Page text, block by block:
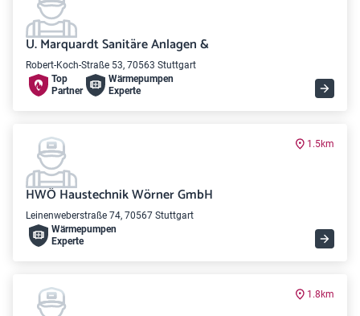
U. Marquardt Sanitäre Anlagen &
Robert-Koch-Straße 53, 70563 Stuttgart
Top
Partner
Wärme­pumpen
Experte
1.5km
HWÖ Haustechnik Wörner GmbH
Leinenweberstraße 74, 70567 Stuttgart
Wärme­pumpen
Experte
1.8km